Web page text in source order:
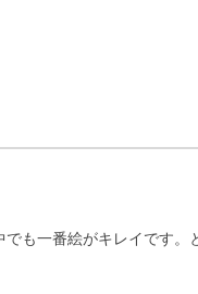
も一番絵がキレイです。